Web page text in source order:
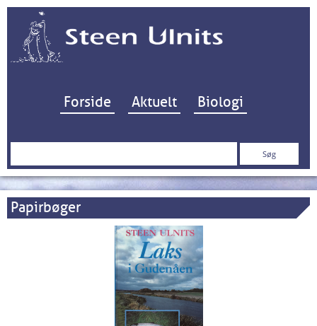
Hop til indhold
Forside Aktuelt Biologi
Søg
Papirbøger